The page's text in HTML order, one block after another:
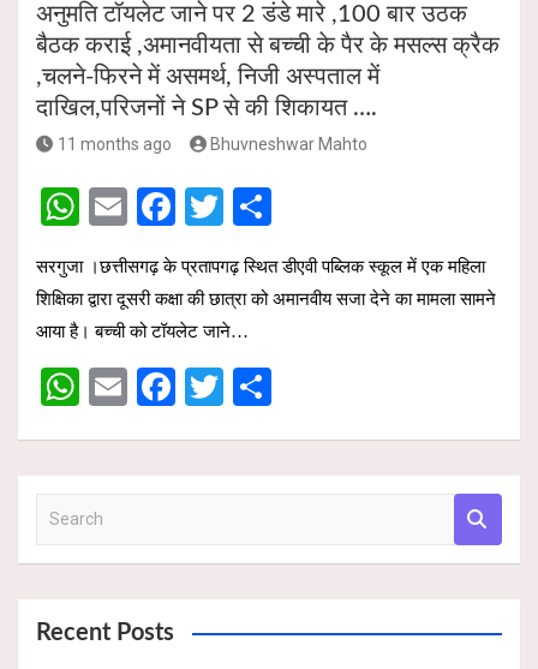
अनुमति टॉयलेट जाने पर 2 डंडे मारे ,100 बार उठक
बैठक कराई ,अमानवीयता से बच्ची के पैर के मसल्स क्रैक
,चलने-फिरने में असमर्थ, निजी अस्पताल में
दाखिल,परिजनों ने SP से की शिकायत ….
11 months ago Bhuvneshwar Mahto
W
at
s
A
p
p
E
ail
F
ce
b
o
o
k
T
wi
tt
er
h
ar
सरगुजा ।छत्तीसगढ़ के प्रतापगढ़ स्थित डीएवी पब्लिक स्कूल में एक महिला
शिक्षिका द्वारा दूसरी कक्षा की छात्रा को अमानवीय सजा देने का मामला सामने
आया है। बच्ची को टॉयलेट जाने…
W
s
A
p
p
E
F
o
T
a
cRecent Posts